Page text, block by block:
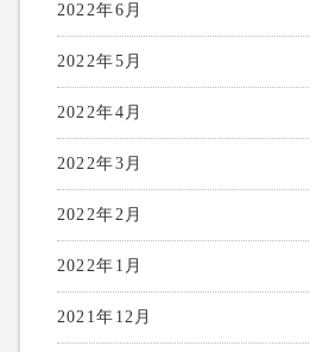
2022年6月
2022年5月
2022年4月
2022年3月
2022年2月
2022年1月
2021年12月